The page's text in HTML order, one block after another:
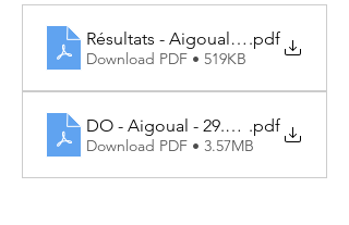
Résultats - Aigoual - 29.06.2025
.pdf
Download PDF • 519KB
DO - Aigoual - 29.06.2025
.pdf
Download PDF • 3.57MB